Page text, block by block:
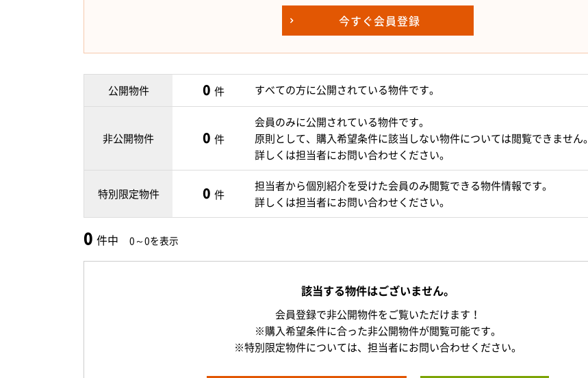
今すぐ会員登録
公開物件 0 件 すべての方に公開されている物件です。
非公開物件 0 件
会員のみに公開されている物件です。
原則として、購入希望条件に該当しない物件については閲覧できません。
詳しくは担当者にお問い合わせください。
特別限定物件 0 件
担当者から個別紹介を受けた会員のみ閲覧できる物件情報です。
詳しくは担当者にお問い合わせください。
0 件中 0～0を表示
該当する物件はございません。
会員登録で非公開物件をご覧いただけます！
※購入希望条件に合った非公開物件が閲覧可能です。
※特別限定物件については、担当者にお問い合わせください。